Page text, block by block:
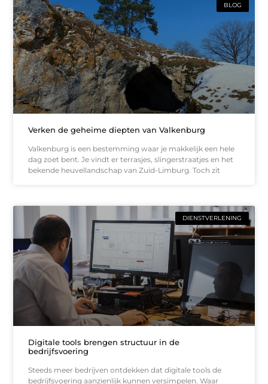
BLOG
Verken de geheime diepten van Valkenburg
Valkenburg is een bestemming waar je makkelijk een hele
dag zoet bent. Je vindt er terrasjes, slingerstraatjes en het
bekende heuvellandschap van Zuid-Limburg. Toch zit
DIENSTVERLENING
Digitale tools brengen structuur in de
bedrijfsvoering
Steeds meer bedrijven ontdekken dat digitale tools de
bedrijfsvoering aanzienlijk kunnen versimpelen. Waar